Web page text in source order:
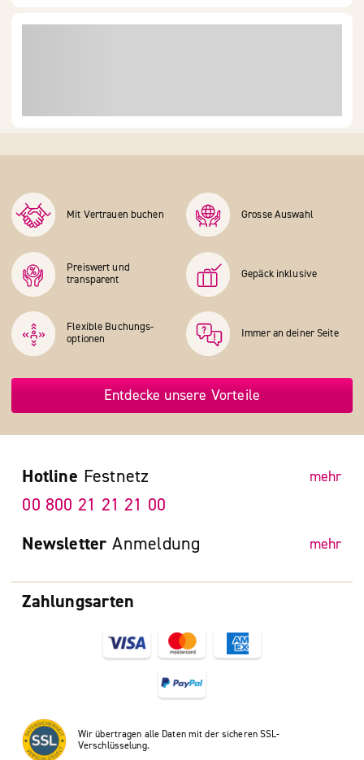
Mit Vertrauen buchen Grosse Auswahl
Preiswert und
transparent
Gepäck inklusive
Flexible Buchungs­
optionen
Immer an deiner Seite
Entdecke unsere Vorteile
Zahlungsarten
Wir übertragen alle Daten mit der sicheren SSL-
Verschlüsselung.
Hotline Festnetz mehr
00 800 21 21 21 00
Newsletter Anmeldung mehr